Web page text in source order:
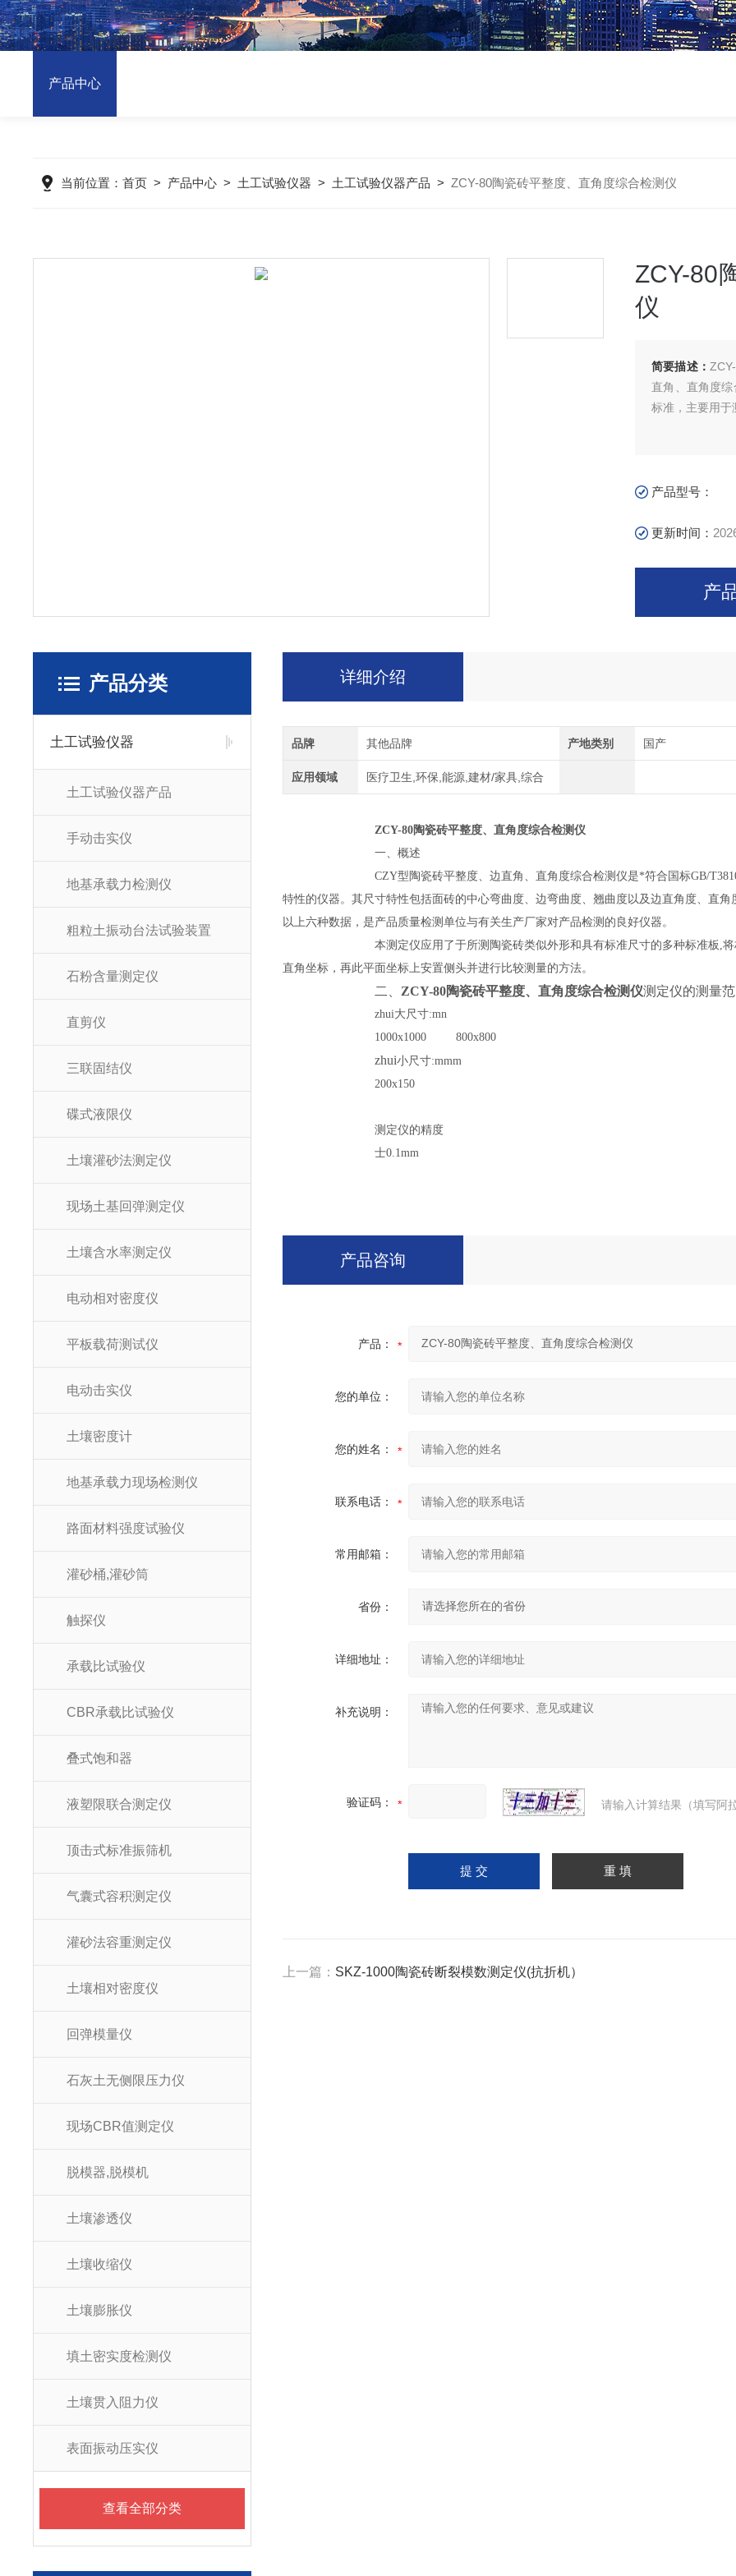
产品中心
当前位置：首页 > 产品中心 > 土工试验仪器 > 土工试验仪器产品 >ZCY-80陶瓷砖平整度、直角度综合检测仪
ZCY-80
仪
简要描述：
直角、直角度
标准，主要用于
产品型号：
更新时间：
产
产品分类
土工试验仪器
土工试验仪器产品
手动击实仪
地基承载力检测仪
粗粒土振动台法试验装置
石粉含量测定仪
直剪仪
三联固结仪
碟式液限仪
土壤灌砂法测定仪
现场土基回弹测定仪
土壤含水率测定仪
电动相对密度仪
平板载荷测试仪
电动击实仪
土壤密度计
地基承载力现场检测仪
路面材料强度试验仪
灌砂桶,灌砂筒
触探仪
承载比试验仪
CBR承载比试验仪
叠式饱和器
液塑限联合测定仪
顶击式标准振筛机
气囊式容积测定仪
灌砂法容重测定仪
土壤相对密度仪
回弹模量仪
石灰土无侧限压力仪
现场CBR值测定仪
脱模器,脱模机
土壤渗透仪
土壤收缩仪
土壤膨胀仪
填土密实度检测仪
土壤贯入阻力仪
表面振动压实仪
查看全部分类
详细介绍
品牌 其他品牌 产地类别 国产
应用领域 医疗卫生,环保,能源,建材/家具,综合
ZCY-80陶瓷砖平整度、直角度综合检测仪
一、概述
CZY型陶瓷砖平整度、边直角、直角度综合检测仪是*符合国标GB/
特性的仪器。其尺寸特性包括面砖的中心弯曲度、边弯曲度、翘曲度以及边直角度、直
以上六种数据，是产品质量检测单位与有关生产厂家对产品检测的良好仪器。
本测定仪应用了于所测陶瓷砖类似外形和具有标准尺寸的多种标准板 ,
直角坐标，再此平面坐标上安置侧头并进行比较测量的方法。
二、 ZCY-80陶瓷砖平整度、直角度综合检测仪测定仪的测量
zhui大尺寸:mn
1000x1000 800x800
zhui小尺寸:mmm
200x150
测定仪的精度
士0.1mm
产品咨询
产品：
您的单位：
您的姓名：
联系电话：
常用邮箱：
省份：
详细地址：
补充说明：
验证码： 请输入计算结果（填写阿
上一篇： SKZ-1000陶瓷砖断裂模数测定仪(抗折机）